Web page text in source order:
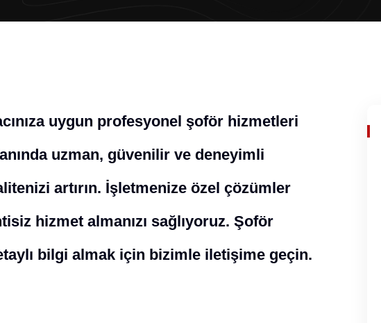
uygun profesyonel şoför hizmetleri
uzman, güvenilir ve deneyimli
artırın. İşletmenize özel çözümler
hizmet almanızı sağlıyoruz. Şoför
bilgi almak için bizimle iletişime geçin.